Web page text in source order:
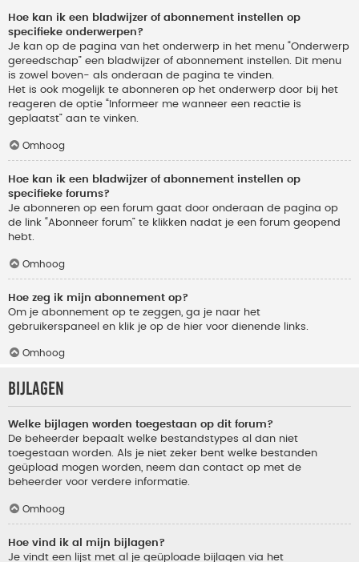
Hoe kan ik een bladwijzer of abonnement instellen op
specifieke onderwerpen?
Je kan op de pagina van het onderwerp in het menu “Onderwerp
gereedschap” een bladwijzer of abonnement instellen. Dit menu
is zowel boven- als onderaan de pagina te vinden.
Het is ook mogelijk te abonneren op het onderwerp door bij het
reageren de optie “Informeer me wanneer een reactie is
geplaatst” aan te vinken.
Omhoog
Hoe kan ik een bladwijzer of abonnement instellen op
specifieke forums?
Je abonneren op een forum gaat door onderaan de pagina op
de link “Abonneer forum” te klikken nadat je een forum geopend
hebt.
Omhoog
Hoe zeg ik mijn abonnement op?
Om je abonnement op te zeggen, ga je naar het
gebruikerspaneel en klik je op de hier voor dienende links.
Omhoog
Bijlagen
Welke bijlagen worden toegestaan op dit forum?
De beheerder bepaalt welke bestandstypes al dan niet
toegestaan worden. Als je niet zeker bent welke bestanden
geüpload mogen worden, neem dan contact op met de
beheerder voor verdere informatie.
Omhoog
Hoe vind ik al mijn bijlagen?
Je vindt een lijst met al je geüploade bijlagen via het